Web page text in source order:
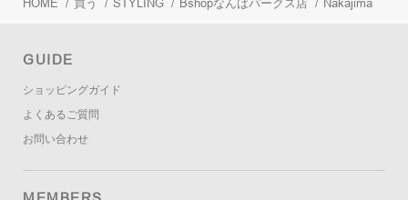
HOME / 買う / STYLING / Bshopなんばパークス店 / Nakajima
GUIDE
ショッピングガイド
よくあるご質問
お問い合わせ